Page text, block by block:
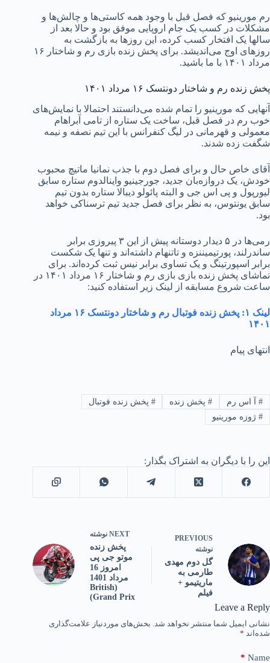
رم مورینیو که فصل قبل با وجود همه کاستی‌ها و چالش‌ها و
مشکلات در کسب یک جام اروپایی موفق بود و حالا بعد از
سالها یک افتخار کسب کرده، این روزها به بازگشت به
روزهای اوج می‌اندیشد. برای پخش زنده بازی رم و شاختار ۱۶
مرداد ۱۴۰۱ با ما باشید.
پخش زنده رم و شاختار دونتسک ۱۶ مرداد ۱۴۰۱
آنهایی که مورینیو را تمام شده می‌دانستند احتمالا با نمایش‌های
خوب رم در فصل قبل، ساخت یک ستاره از تامی آبراهام
معمولی و قهرمانی در لیگ کنفرانس با این تیم نصفه و نیمه
شگفت زده شدند.
آقای خاص حال و برای فصل دوم با جذب نمانیا ماتیچ محبوب
خودش، یک دروازه‌بان جدید، جورجینیو واینالدوم ستاره سابق
لیورپول و پی اس جی و البته پائولو دیبالا ستاره بدون تیم
سابق یونتوس، به نظر برای فصل جدید تیم ترسناکی خواهد
بود.
رمی‌ها در ۵ دیدار دوستانه پیش از این ۳ پیروزی برابر
ساندرلند، پورتیمیننزه و تاتنهام داشته‌اند و تنها یک شکست
برابر اسپورتینگ و یک تساوی برابر نیس ثبت کرده‌اند. برای
تماشای پخش زنده بازی بازی رم و شاختار ۱۶ مرداد ۱۴۰۱ در
ساعت شروع مسابقه از لینک زیر استفاده کنید:
لینک ۱: پخش زنده فوتبال رم و شاختار دونتسک ۱۶ مرداد
۱۴۰۱
انتهای پیام
#آ اس رم #پخش زنده # پخش زنده فوتبال
#ژوزه مورینیو
این را با دیگران به اشتراک بگذار:
PREVIOUS
نوشته
گل دوم مهدی
طارمی به
ماریتیمو +
فیلم
NEXT نوشته
پخش زنده
موتو جی پی
امروز 16
مرداد 1401
(British
Grand Prix)
Leave a Reply
نشانی ایمیل شما منتشر نخواهد شد. بخش‌های موردنیاز علامت‌گذاری
شده‌اند *
Name
*